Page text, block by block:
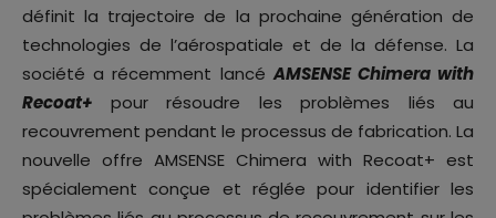
définit la trajectoire de la prochaine génération de
technologies de l’aérospatiale et de la défense. La
société a récemment lancéAMSENSE Chimera with
Recoat+ pour résoudre les problèmes liés au
recouvrement pendant le processus de fabrication. La
nouvelle offre AMSENSE Chimera with Recoat+ est
spécialement conçue et réglée pour identifier les